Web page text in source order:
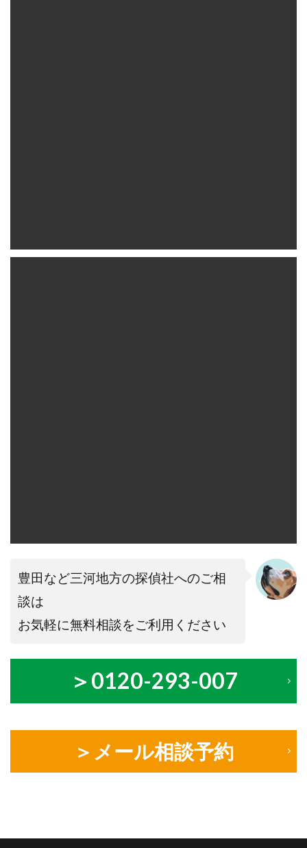
豊田など三河地方の探偵社へのご相
談は
お気軽に無料相談をご利用ください
＞0120-293-007
＞メール相談予約